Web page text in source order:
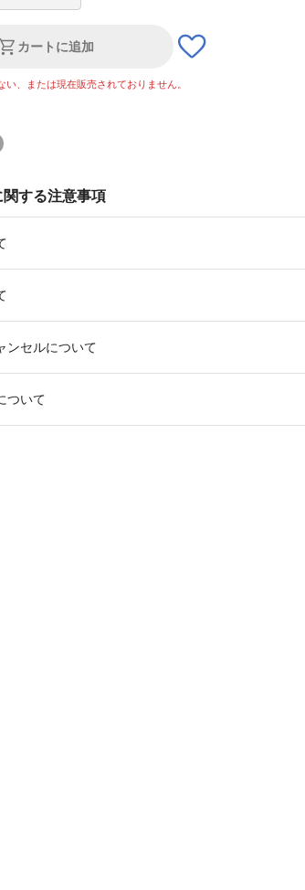
カートに追加
い、または現在販売されておりません。
する注意事項
ンセルについて
ついて